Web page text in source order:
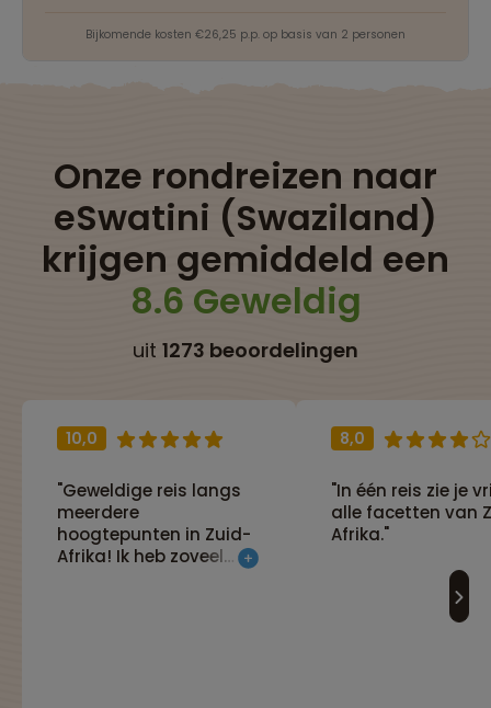
Bijkomende kosten €26,25 p.p. op basis van 2 personen
Onze rondreizen naar
eSwatini (Swaziland)
krijgen gemiddeld een
8.6 Geweldig
uit 1273 beoordelingen
10,0
"Geweldige reis langs
meerdere
hoogtepunten in Zuid-
Afrika! Ik heb zoveel
8,0
"In één reis zie je
alle facetten van
Afrika."